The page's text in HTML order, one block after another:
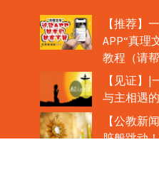
【推荐】
APP“真理
教程（请帮
【见证】
与主相遇
【公教新
脏般跳动！